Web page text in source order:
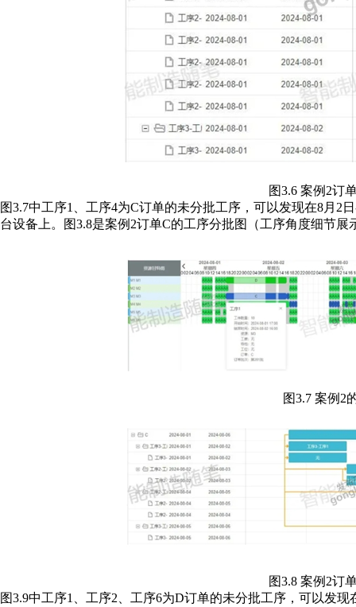
图3.6 案例2订
图3.7中工序1、工序4为C订单的未分批工序，可以发现在8月2
台设备上。图3.8是案例2订单C的工序分批图（工序角度细节展
图3.7 案例2
图3.8 案例2订
图3.9中工序1、工序2、工序6为D订单的未分批工序，可以发